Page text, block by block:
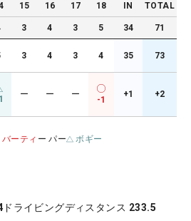
15 16 17 18 IN TOTAL
3 4 3 5 34 71
3 4 3 4 35 73
ー ー ー
-1
+1 +2
バーティ ー パー ボギー
ドライビングディスタンス 233.5